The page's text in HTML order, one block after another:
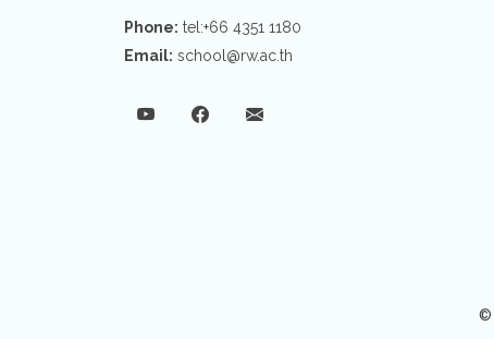
Phone: tel:+66 4351 1180
Email: school@rw.ac.th
©